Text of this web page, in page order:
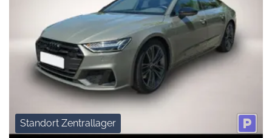
Standort Zentrallager